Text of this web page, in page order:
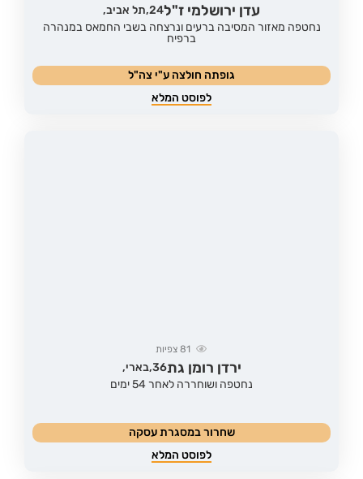
עדן ירושלמי ז"ל24, תל אביב,
נחטפה מאזור המסיבה ברעים ונרצחה בשבי החמאס במנהרה
ברפיח
גופתה חולצה ע"י צה"ל
לפוסט המלא
81 צפיות
ירדן רומן גת36, בארי,
נחטפה ושוחררה לאחר 54 ימים
שחרור במסגרת עסקה
לפוסט המלא